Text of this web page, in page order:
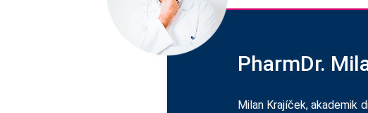
PharmDr.
Milan Krajíček, akademik